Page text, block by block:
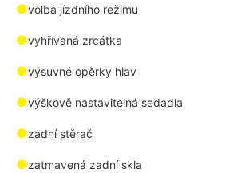
●volba jízdního režimu
●vyhřívaná zrcátka
●výsuvné opěrky hlav
●výškově nastavitelná sedadla
●zadní stěrač
●zatmavená zadní skla